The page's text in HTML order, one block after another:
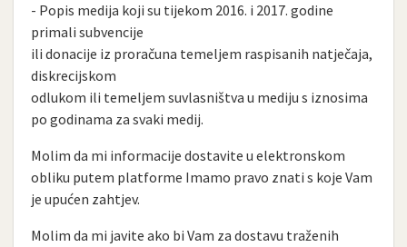
- Popis medija koji su tijekom 2016. i 2017. godine
primali subvencije
ili donacije iz proračuna temeljem raspisanih natječaja,
diskrecijskom
odlukom ili temeljem suvlasništva u mediju s iznosima
po godinama za svaki medij.
Molim da mi informacije dostavite u elektronskom
obliku putem platforme Imamo pravo znati s koje Vam
je upućen zahtjev.
Molim da mi javite ako bi Vam za dostavu traženih